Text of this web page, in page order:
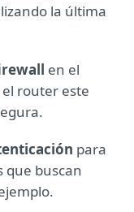
la última
en el
router este
para
que buscan